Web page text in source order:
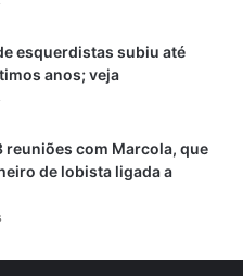
esquerdistas subiu até
anos; veja
reuniões com Marcola, que
de lobista ligada a